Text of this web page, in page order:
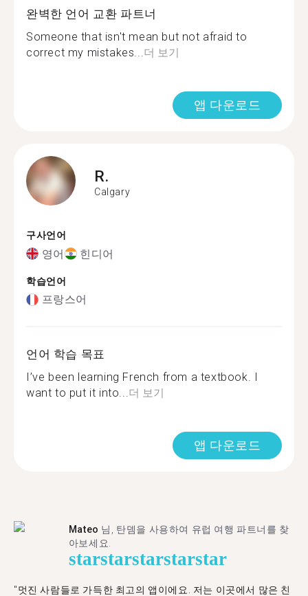
완벽한 언어 교환 파트너
Someone that isn't mean but not afraid to
correct my mistakes...더 보기
앱 다운로드
R.
Calgary
구사언어
영어 힌디어
학습언어
프랑스어
언어 학습 목표
I’ve been learning French from a textbook. I
want to put it into...더 보기
앱 다운로드
Mateo 님, 탄뎀을 사용하여 유럽 여행 파트너를 찾
아보세요.
starstarstarstarstar
"멋진 사람들로 가득한 최고의 앱이에요. 저는 이곳에서 많은 친